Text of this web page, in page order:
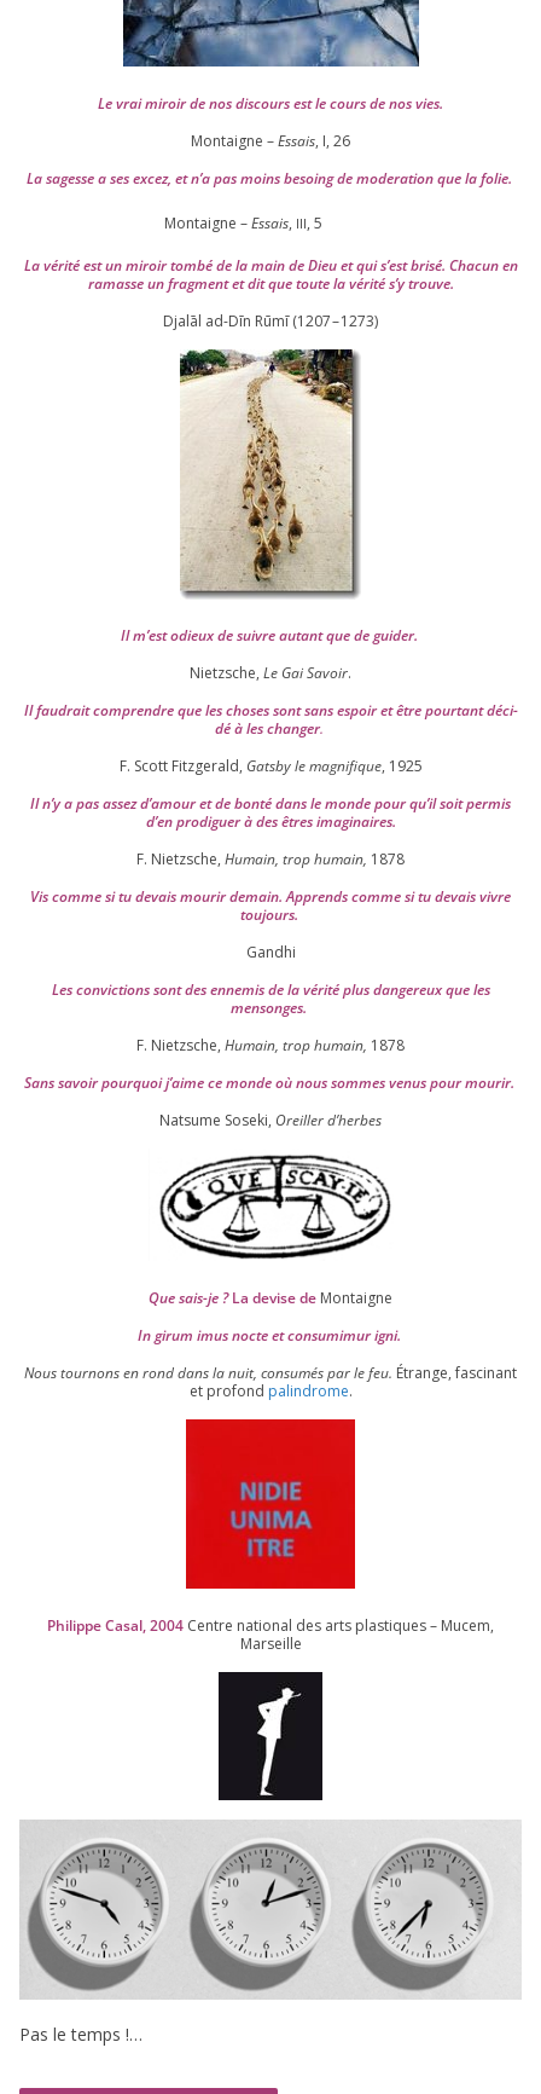
Le vrai miroir de nos dis­cours est le cours de nos vies.
Montaigne –Essais, I, 26
La sagesse a ses excez, et n’a pas moins besoing de mode­ra­tion que la folie.
Montaigne –Essais, III, 5
La véri­té est un miroir tom­bé de la main de Dieu et qui s’est bri­sé. Chacun en
ramasse un frag­ment et dit que toute la véri­té s’y trouve.
Djalāl ad-Dīn Rūmī (1207–1273)
Il m’est odieux de suivre autant que de gui­der.
Nietzsche, Le Gai Savoir.
Il fau­drait com­prendre que les choses sont sans espoir et être pour­tant déci­
dé à les chan­ger.
F. Scott Fitzgerald, Gatsby le magni­fique, 1925
Il n’y a pas assez d’a­mour et de bon­té dans le monde pour qu’il soit per­mis
d’en pro­di­guer à des êtres imaginaires.
F. Nietzsche, Humain, trop humain, 1878
Vis comme si tu devais mou­rir demain. Apprends comme si tu devais vivre
toujours.
Gandhi
Les convic­tions sont des enne­mis de la véri­té plus dan­ge­reux que les
mensonges.
F. Nietzsche, Humain, trop humain, 1878
Sans savoir pour­quoi j’aime ce monde où nous sommes venus pour mourir.
Natsume Soseki, Oreiller d’herbes
Que sais-je ?La devise de Montaigne
In girum imus nocte et consu­mi­mur igni.
Nous tour­nons en rond dans la nuit, consu­més par le feu. Étrange, fas­ci­nant
et pro­fond palin­drome.
Philippe Casal,2004 Centre natio­nal des arts plas­tiques – Mucem,
Marseille
Pas le temps !…